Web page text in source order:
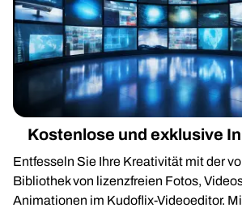
Kostenlose und exklusive
Entfesseln Sie Ihre Kreativität mit der
Bibliothek von lizenzfreien Fotos,
Animationen im Kudoflix-Videoeditor.